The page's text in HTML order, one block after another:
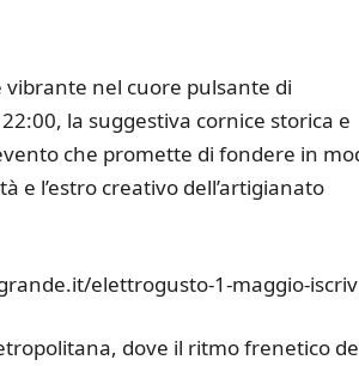
nel cuore pulsante di
la suggestiva cornice storica e
che promette di fondere in
e l’estro creativo dell’artigianato
elettrogusto-1-maggio-
dove il ritmo frenetico